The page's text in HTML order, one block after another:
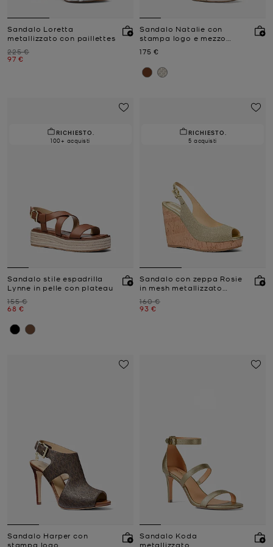
Sandalo Loretta
metallizzato con paillettes
Prezzo iniziale
225 €
Prezzo attuale
97 €
Sandalo Natalie con
stampa logo e mezzo
Prezzo attuale
175 €
RICHIESTO.
100+ acquisti
Sandalo stile espadrilla
Lynne in pelle con plateau
Prezzo iniziale
155 €
Prezzo attuale
68 €
RICHIESTO.
5 acquisti
Sandalo con zeppa Rosie
in mesh metallizzato
Prezzo iniziale
160 €
Prezzo attuale
93 €
Sandalo Harper con
stampa logo
Sandalo Koda
metallizzato